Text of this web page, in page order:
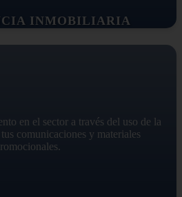
INMOBILIARIA
en el sector a través del uso de la
comunicaciones y materiales